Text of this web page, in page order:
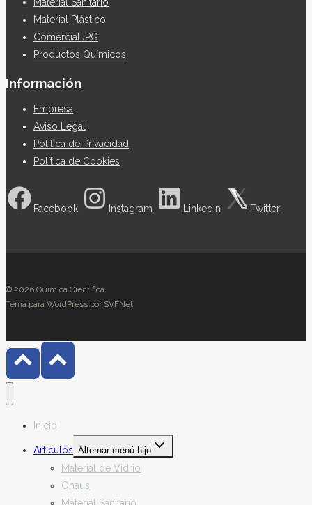
Material Plástico
ComercialJPG
Productos Químicos
Información
Empresa
Aviso Legal
Política de Privacidad
Política de Cookies
Facebook Instagram LinkedIn Twitter
© 2026 Química Científica
Tema para WordPress por SVFNet
Inicio
Artículos Alternar menú hijo
Material de Vidrio
Ohaus